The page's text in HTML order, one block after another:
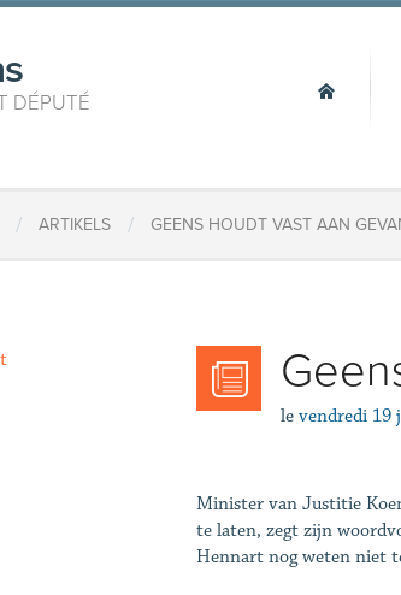
DÉPUTÉ
/ ARTIKELS / GEENS HOUDT VAST AAN
le vendredi 19
Minister van Justitie
te laten, zegt zijn
Hennart nog weten niet